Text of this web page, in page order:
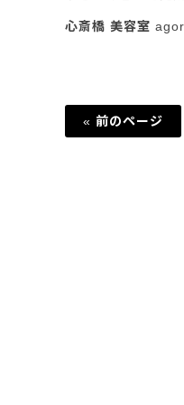
心斎橋 美容室
« 前のページ